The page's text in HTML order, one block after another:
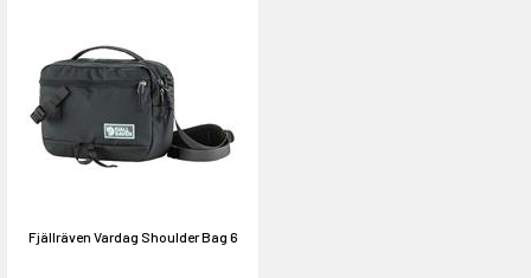
Fjällräven Vardag Shoulder Bag 6